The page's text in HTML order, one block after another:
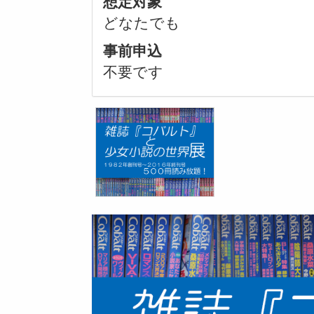
どなたでも
事前申込
不要です